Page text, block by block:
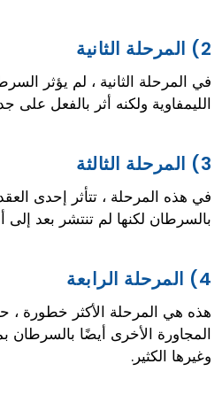
2) المرحلة الثانية
في المرحلة الثانية ، لم يؤثر
الليمفاوية ولكنه أثر بالفعل على
3) المرحلة الثالثة
في هذه المرحلة ، تتأثر إحدى العقد
بالسرطان لكنها لم تنتشر بعد
4) المرحلة الرابعة
هذه هي المرحلة الأكثر خطورة ،
المجاورة الأخرى أيضًا بالسرطان
وغيرها الكثير.